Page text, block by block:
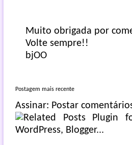
Muito obrigada por
Volte sempre!!
bjOO
Postagem mais recente
Assinar: Postar